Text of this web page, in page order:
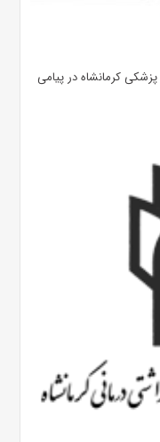
کرمانشاه در پیامی